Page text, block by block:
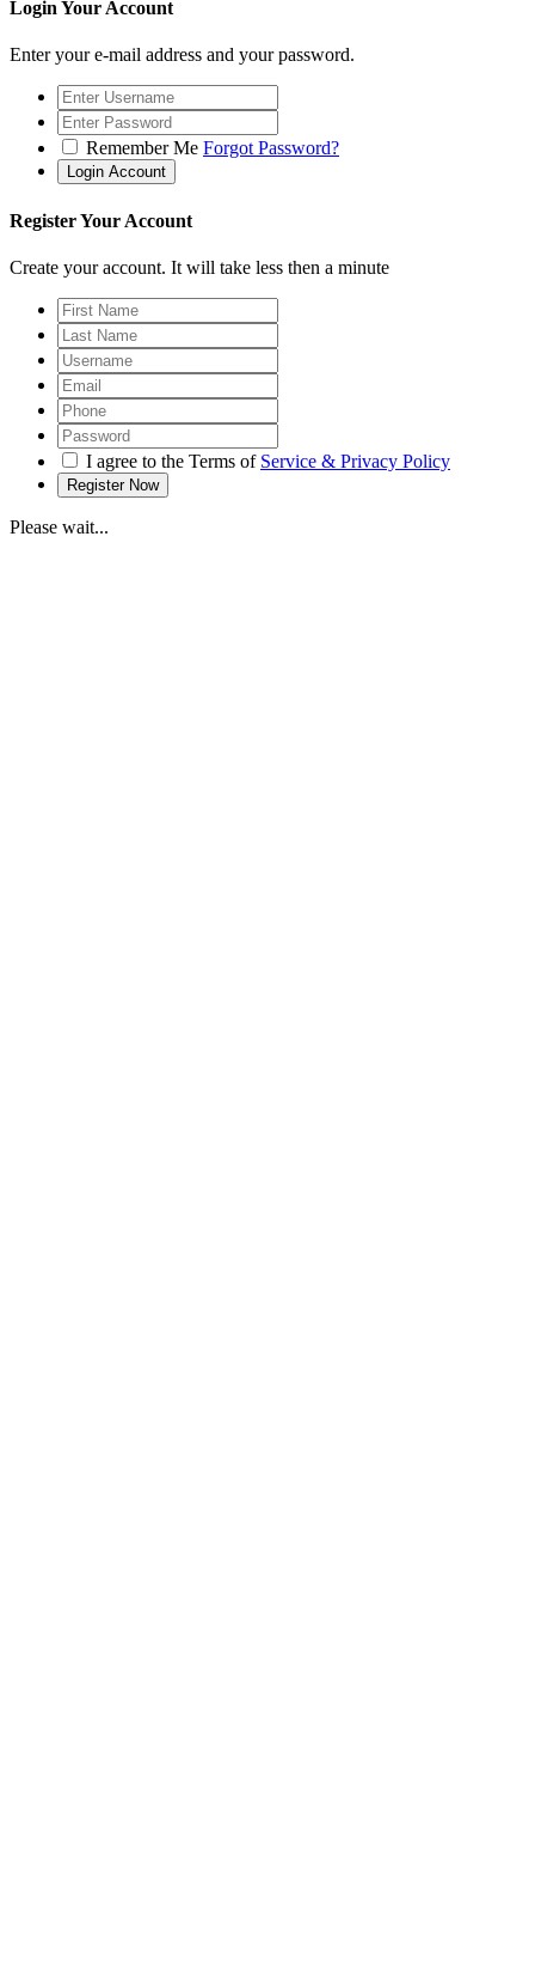
Login Your Account
Enter your e-mail address and your password.
Remember Me Forgot Password?
Register Your Account
Create your account. It will take less then a minute
I agree to the Terms of Service & Privacy Policy
Please wait...